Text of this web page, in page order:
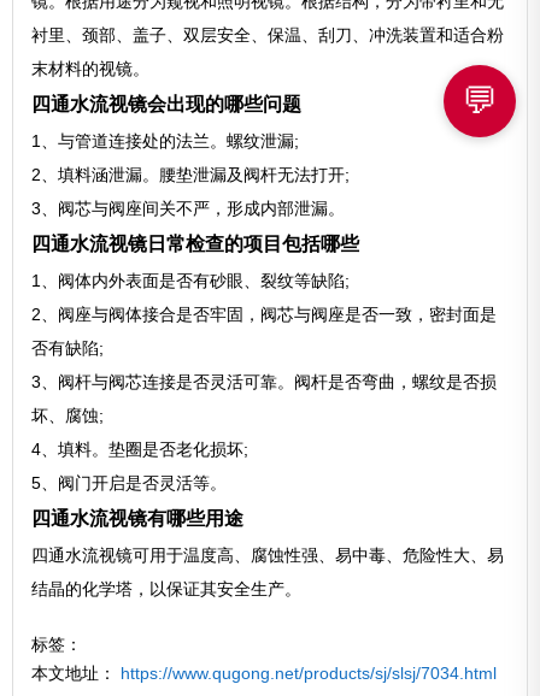
衬里、颈部、盖子、双层安全、保温、刮刀、冲洗装置和适合粉
末材料的视镜。
四通水流视镜会出现的哪些问题
1、与管道连接处的法兰。螺纹泄漏;
2、填料涵泄漏。腰垫泄漏及阀杆无法打开;
3、阀芯与阀座间关不严，形成内部泄漏。
四通水流视镜日常检查的项目包括哪些
1、阀体内外表面是否有砂眼、裂纹等缺陷;
2、阀座与阀体接合是否牢固，阀芯与阀座是否一致，密封面是
否有缺陷;
3、阀杆与阀芯连接是否灵活可靠。阀杆是否弯曲，螺纹是否损
坏、腐蚀;
4、填料。垫圈是否老化损坏;
5、阀门开启是否灵活等。
四通水流视镜有哪些用途
四通水流视镜可用于温度高、腐蚀性强、易中毒、危险性大、易
结晶的化学塔，以保证其安全生产。
标签：
本文地址： https://www.qugong.net/products/sj/slsj/7034.html
💬